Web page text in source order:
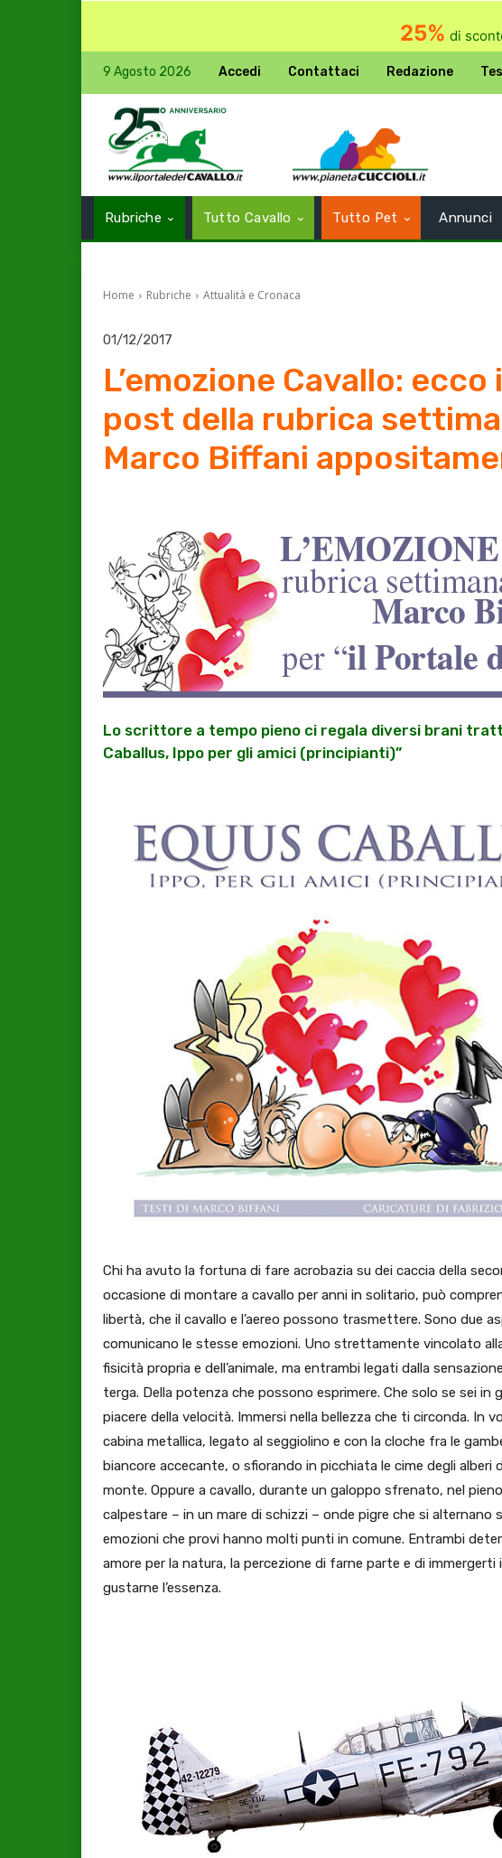
25% di
9 Agosto 2026 Accedi Contattaci Redazione
Rubriche Tutto Cavallo Tutto Pet Annunci
Home Rubriche Attualità e Cronaca
01/12/2017
L’emozione Cavallo:
post della rubrica
Marco Biffani
Lo scrittore a tempo pieno ci regala diversi brani
Caballus, Ippo per gli amici (principianti)”
Chi ha avuto la fortuna di fare acrobazia su dei caccia della
occasione di montare a cavallo per anni in solitario, può
libertà, che il cavallo e l’aereo possono trasmettere. Sono due
comunicano le stesse emozioni. Uno strettamente vincolato
fisicità propria e dell’animale, ma entrambi legati dalla
terga. Della potenza che possono esprimere. Che solo se sei in
piacere della velocità. Immersi nella bellezza che ti circonda. In
cabina metallica, legato al seggiolino e con la cloche fra le
biancore accecante, o sfiorando in picchiata le cime degli alberi
monte. Oppure a cavallo, durante un galoppo sfrenato, nel
calpestare – in un mare di schizzi – onde pigre che si alternano
emozioni che provi hanno molti punti in comune. Entrambi
amore per la natura, la percezione di farne parte e di immergerti
gustarne l’essenza.